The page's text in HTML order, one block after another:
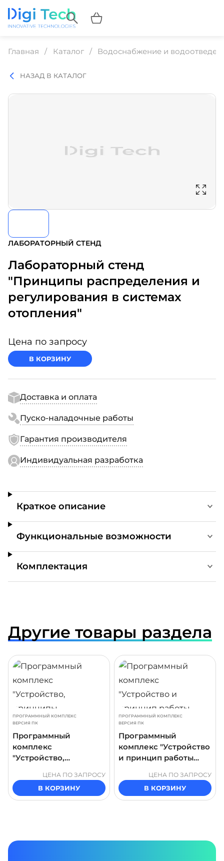
Главная Каталог Водоснабжение и
НАЗАД В КАТАЛОГ
ЛАБОРАТОРНЫЙ СТЕНД
Лабораторный стенд
"Принципы распределения и
регулирования в системах
отопления"
Цена по запросу
В КОРЗИНУ
Доставка и оплата
Пуско-наладочные работы
Гарантия производителя
Индивидуальная разработка
Краткое описание
Функциональные возможности
Комплектация
Другие товары раздела
ПРОГРАММНЫЙ КОМПЛЕКС
ВЕРСИЯ ПК
Программный
комплекс
"Устройство,
распределения и
регулирования, учет в
системах отопления
ЦЕНА ПО ЗАПРОСУ
В КОРЗИНУ
ПРОГРАММНЫЙ КОМПЛЕКС
ВЕРСИЯ ПК
Программный
комплекс "Устройство
и принцип работы
газопровода"
ЦЕНА ПО ЗАПРОСУ
В КОРЗИНУ
ПОДРОБНЕЕ